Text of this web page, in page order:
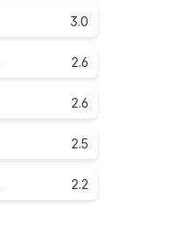
3.0
2.6
2.6
2.5
2.2